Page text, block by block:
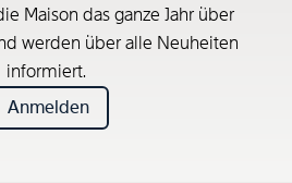
Maison das ganze Jahr über
werden über alle Neuheiten
informiert.
Anmelden